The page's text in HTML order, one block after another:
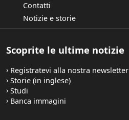
Contatti
Notizie e storie
Scoprite le ultime notizie
Registratevi alla nostra newsletter
Storie (in inglese)
Studi
Banca immagini